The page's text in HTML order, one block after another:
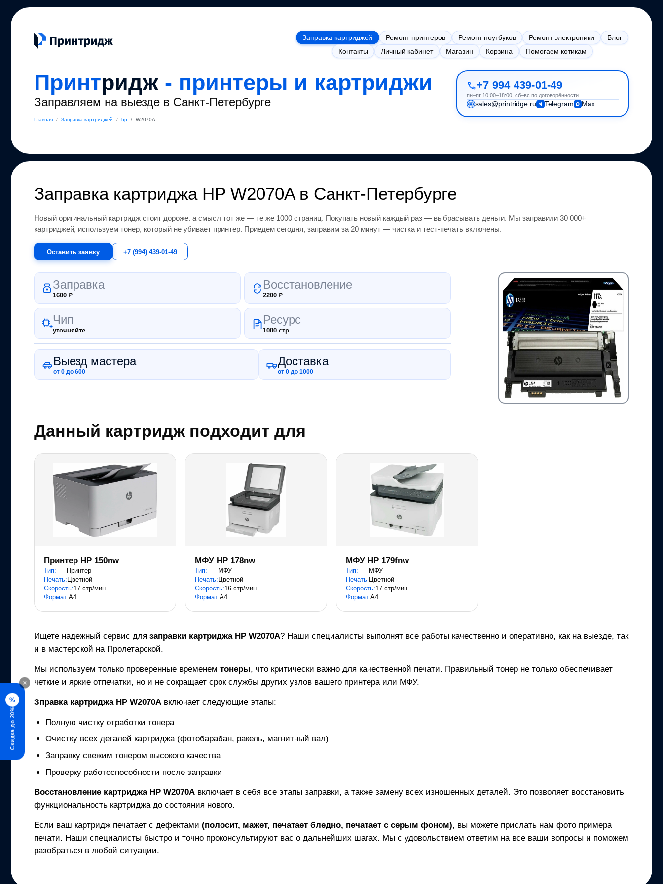
×
%
Скидка до 20%
Заправка картриджей Ремонт принтеров Ремонт ноутбуков Ремонт электроники
Блог
Контакты
Личный кабинет Магазин Корзина Помогаем котикам
Принтридж - принтеры и картриджи
Заправляем на выезде в Санкт-Петербурге
Главная / Заправка картриджей / hp / W2070A
+7 994 439-01-49
пн–пт 10:00–18:00, сб–вс по договорённости
sales@printridge.ru Telegram Max
Заправка картриджа HP W2070Aв Санкт-Петербурге
Новый оригинальный картридж стоит дороже, а смысл тот же — те же 1000 страниц. Покупать новый каждый раз — выбрасывать деньги. Мы заправили 30 000+
картриджей, используем тонер, который не убивает принтер. Приедем сегодня, заправим за 20 минут — чистка и тест-печать включены.
Оставить заявку +7 (994) 439-01-49
Заправка
1600₽
Восстановление
2200₽
Чип
уточняйте
Ресурс
1000 стр.
Выезд мастера
от 0 до 600
Доставка
от 0 до 1000
Данный картридж подходит для
Принтер HP 150nw
Тип:
Принтер
Печать: Цветной
Скорость:17 стр/мин
Формат:A4
МФУ HP 178nw
Тип:
МФУ
Печать: Цветной
Скорость:16 стр/мин
Формат:A4
МФУ HP 179fnw
Тип:
МФУ
Печать: Цветной
Скорость:17 стр/мин
Формат:A4
Ищете надежный сервис для заправки картриджа HP W2070A? Наши специалисты выполнят все работы качественно и оперативно, как на выезде, так
и в мастерской на Пролетарской.
Мы используем только проверенные временем тонеры, что критически важно для качественной печати. Правильный тонер не только обеспечивает
четкие и яркие отпечатки, но и не сокращает срок службы других узлов вашего принтера или МФУ.
Зправка картриджа HP W2070A включает следующие этапы:
Полную чистку отработки тонера
Очистку всех деталей картриджа (фотобарабан, ракель, магнитный вал)
Заправку свежим тонером высокого качества
Проверку работоспособности после заправки
Восстановление картриджа HP W2070A включает в себя все этапы заправки, а также замену всех изношенных деталей. Это позволяет восстановить
функциональность картриджа до состояния нового.
Если ваш картридж печатает с дефектами (полосит, мажет, печатает бледно, печатает с серым фоном), вы можете прислать нам фото примера
печати. Наши специалисты быстро и точно проконсультируют вас о дальнейших шагах. Мы с удовольствием ответим на все ваши вопросы и поможем
разобраться в любой ситуации.